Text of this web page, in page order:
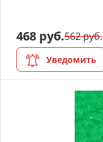
468 руб.562 руб.
Уведомить